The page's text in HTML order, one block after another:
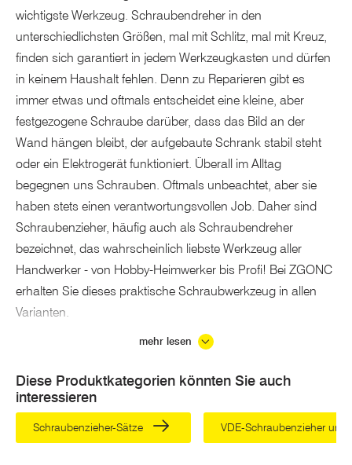
wichtigste Werkzeug. Schraubendreher in den
unterschiedlichsten Größen, mal mit Schlitz, mal mit Kreuz,
finden sich garantiert in jedem Werkzeugkasten und dürfen
in keinem Haushalt fehlen. Denn zu Reparieren gibt es
immer etwas und oftmals entscheidet eine kleine, aber
festgezogene Schraube darüber, dass das Bild an der
Wand hängen bleibt, der aufgebaute Schrank stabil steht
oder ein Elektrogerät funktioniert. Überall im Alltag
begegnen uns Schrauben. Oftmals unbeachtet, aber sie
haben stets einen verantwortungsvollen Job. Daher sind
Schraubenzieher, häufig auch als Schraubendreher
bezeichnet, das wahrscheinlich liebste Werkzeug aller
Handwerker - von Hobby-Heimwerker bis Profi! Bei ZGONC
erhalten Sie dieses praktische Schraubwerkzeug in allen
Varianten.
Welche Schraubenzieher gehören in den
Mit einem Schraubenzieher lassen sich Schrauben in
Werkstoffe, Wände, Möbel und allerlei mehr
hineinschrauben, rausschrauben oder nachziehen, wenn
mehr lesen
Diese Produktkategorien könnten Sie auch
interessieren
Schraubenzieher-Sätze VDE-Schraubenzieher